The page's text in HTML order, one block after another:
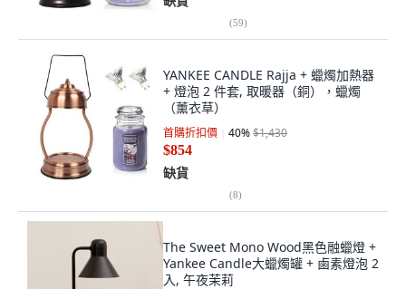
(59)
YANKEE CANDLE Rajja + 蠟燭加熱器
+ 燈泡 2 件套, 取暖器（銅），蠟燭
（薰衣草）
首購折扣價 40%$1,430
$854
缺貨
(8)
The Sweet Mono Wood黑色融蠟燈 +
Yankee Candle大蠟燭罐 + 鹵素燈泡 2
入, 午夜茉莉